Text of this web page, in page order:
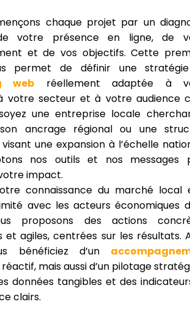
chaque projet par un
votre présence en ligne, de
et de vos objectifs. Cette
permet de définir une
web réellement adaptée à
votre secteur et à votre audience
une entreprise locale
ancrage régional ou une
une expansion à l’échelle
nos outils et nos messages
impact.
connaissance du marché local
avec les acteurs économiques
proposons des actions
et agiles, centrées sur les résultats.
bénéficiez d’un
mais aussi d’un pilotage
données tangibles et des
clairs.